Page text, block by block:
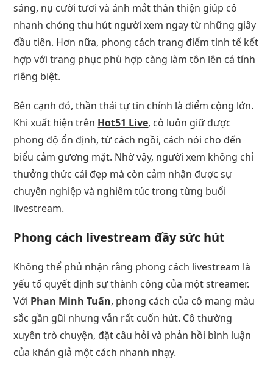
sáng, nụ cười tươi và ánh mắt thân thiện giúp cô
nhanh chóng thu hút người xem ngay từ những giây
đầu tiên. Hơn nữa, phong cách trang điểm tinh tế kết
hợp với trang phục phù hợp càng làm tôn lên cá tính
riêng biệt.
Bên cạnh đó, thần thái tự tin chính là điểm cộng lớn.
Khi xuất hiện trên Hot51 Live, cô luôn giữ được
phong độ ổn định, từ cách ngồi, cách nói cho đến
biểu cảm gương mặt. Nhờ vậy, người xem không chỉ
thưởng thức cái đẹp mà còn cảm nhận được sự
chuyên nghiệp và nghiêm túc trong từng buổi
livestream.
Phong cách livestream đầy sức hút
Không thể phủ nhận rằng phong cách livestream là
yếu tố quyết định sự thành công của một streamer.
Với Phan Minh Tuấn, phong cách của cô mang màu
sắc gần gũi nhưng vẫn rất cuốn hút. Cô thường
xuyên trò chuyện, đặt câu hỏi và phản hồi bình luận
của khán giả một cách nhanh nhạy.